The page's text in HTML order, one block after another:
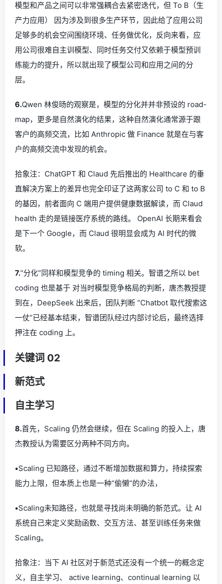
模型和产品之间可以非常强耦合去紧密迭代，但 To B（生
产力应用） 因为涉及到很多生产环节，因此给了应用公司
足够多的机会空间围绕环境、任务做优化，反向来看，应
用公司很难自主训模型、同时任务交付又依赖于模型预训
练能力的提升，所以就出现了模型公司和应用之间的分
层。
6.Qwen 林俊旸的观察是，模型的分化并并非预设的 road-
map，更多是自然演化的结果，这种自然演化通常源于跟
客户的高频交流，比如 Anthropic 做 Finance 就是在与客
户的高频交流中发现的机会。
拾象注：ChatGPT 和 Claud 先后推出的 Healthcare 的垂
直解决方案上的差异也完全印证了这两家公司 to C 和 to B
的基因，前者面向 C 端用户提供健康数据解读，而 Claud
health 走的是链接医疗系统的路线。 OpenAI 长期来看会
是下一个 Google，而 Claud 很明显会成为 AI 时代的微
软。
7.“分化”同样和模型竞争的 timing 相关。智谱之所以 bet
coding 也是基于 对当时模型竞争格局的判断，唐杰教授提
到在，DeepSeek 出来后，团队判断 “Chatbot 取代搜索这
一仗”已经基本结束，智谱团队经过内部讨论后，最终选择
押注在 coding 上。
关键词 02
新范式
自主学习
8.首先，Scaling 仍然会继续，但在 Scaling 的投入上，唐
杰教授认为需要区分两种不同方向。
•Scaling 已知路径，通过不断增加数据和算力，持续探索
能力上限，但本质上也是一种“偷懒”的办法，
•Scaling未知路径，也就是寻找尚未明确的新范式。让 AI
系统自己来定义奖励函数、交互方法、甚至训练任务来做
Scaling。
拾象注：当下 AI 社区对于新范式还没有一个统一的概念定
义，自主学习、 active learning、continual learning 以